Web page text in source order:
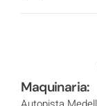
Maquinaria: